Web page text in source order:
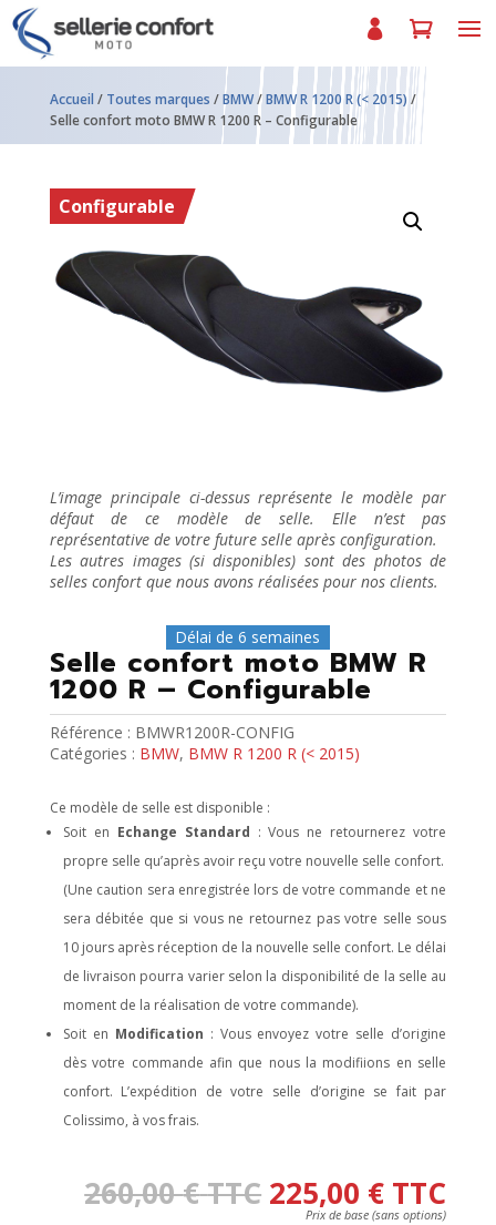
Accueil / Toutes marques /BMW/BMW R 1200 R (< 2015) /
Selle confort moto BMW R 1200 R – Configurable
Configurable
L’image principale ci-dessus représente le modèle par
défaut de ce modèle de selle. Elle n’est pas
représentative de votre future selle après configuration.
Les autres images (si disponibles) sont des photos de
selles confort que nous avons réalisées pour nos clients.
Délai de 6 semaines
Selle confort moto BMW R
1200 R – Configurable
Référence : BMWR1200R-CONFIG
Catégories : BMW, BMW R 1200 R (< 2015)
Ce modèle de selle est disponible :
Soit en Echange Standard : Vous ne retournerez votre
propre selle qu’après avoir reçu votre nouvelle selle confort.
(Une caution sera enregistrée lors de votre commande et ne
sera débitée que si vous ne retournez pas votre selle sous
10 jours après réception de la nouvelle selle confort. Le délai
de livraison pourra varier selon la disponibilité de la selle au
moment de la réalisation de votre commande).
Soit en Modification : Vous envoyez votre selle d’origine
dès votre commande afin que nous la modifiions en selle
confort. L’expédition de votre selle d’origine se fait par
Colissimo, à vos frais.
260,00€TTC 225,00 € TTC